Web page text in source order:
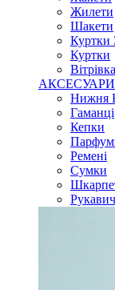
Жилети
Шакети
Куртки
Куртки
Вітрівка
АКСЕСУАРИ
Нижня
Гаманці
Кепки
Ремені
Сумки